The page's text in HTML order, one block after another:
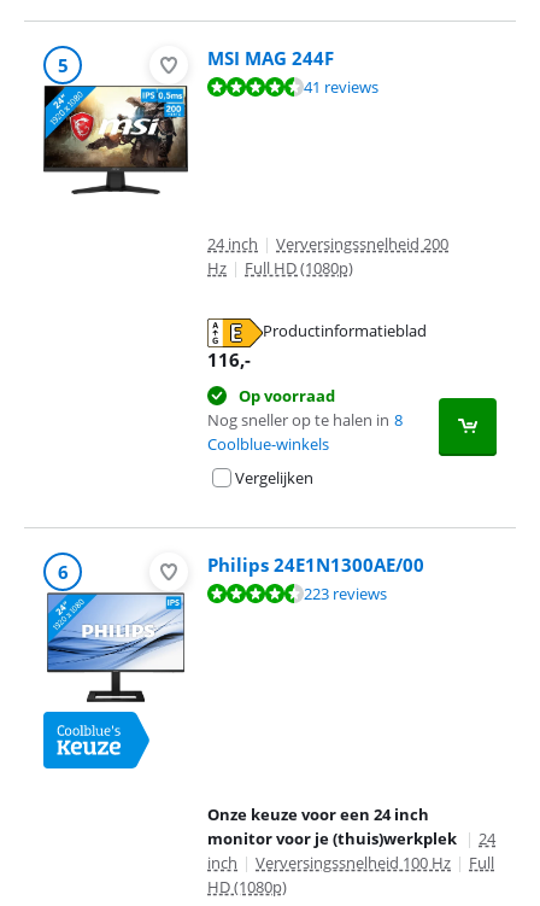
5 MSI MAG 244F
Beoordeling is 9,0 van de 10, gebaseerd op 41 reviews.
41 reviews
24 inch | Verversingssnelheid 200
Hz | Full HD (1080p)
Productinformatieblad
116,-
Op voorraad
Nog sneller op te halen in 8
Coolblue-winkels
Vergelijken
6 Philips 24E1N1300AE/00
Beoordeling is 9,0 van de 10, gebaseerd op 223 reviews.
223 reviews
Onze keuze voor een 24 inch
monitor voor je (thuis)werkplek | 24
inch | Verversingssnelheid 100 Hz | Full
HD (1080p)